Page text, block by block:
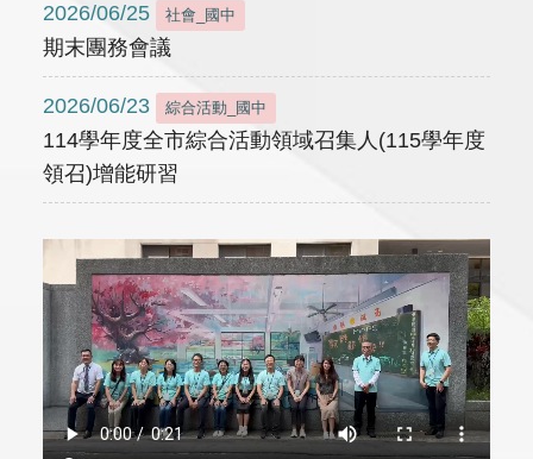
2026/06/25 社會_國中
期末團務會議
2026/06/23 綜合活動_國中
114學年度全市綜合活動領域召集人(115學年度
領召)增能研習